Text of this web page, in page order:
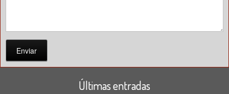
Enviar
Últimas entradas